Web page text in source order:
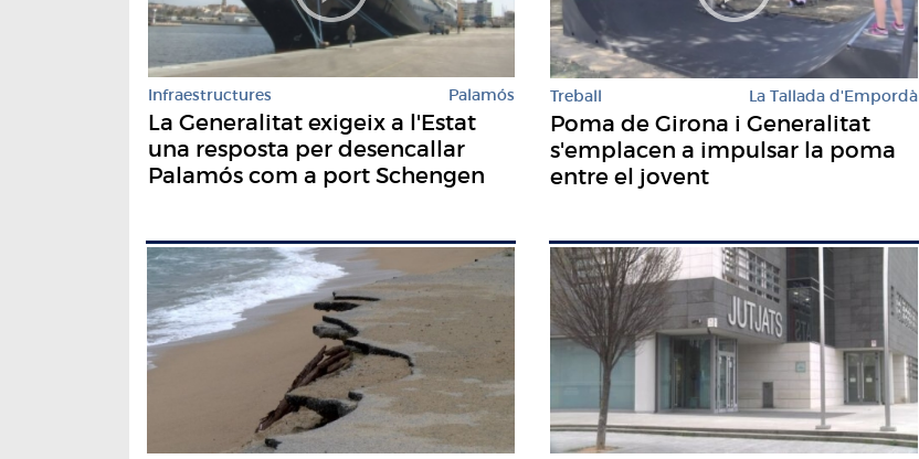
Infraestructures Palamós
La Generalitat exigeix a l'Estat
una resposta per desencallar
Palamós com a port Schengen
Treball La Tallada d'Empordà
Poma de Girona i Generalitat
s'emplacen a impulsar la poma
entre el jovent